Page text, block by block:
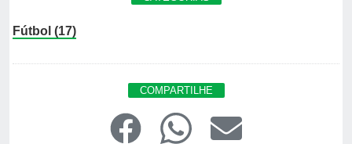
Fútbol (17)
COMPARTILHE